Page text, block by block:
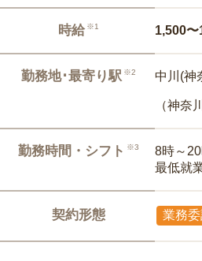
時給 ※1 1,500〜
勤務地･最寄り駅 ※2 中川(神
（神奈
勤務時間・シフト ※3
8時～
最低就
契約形態 業務